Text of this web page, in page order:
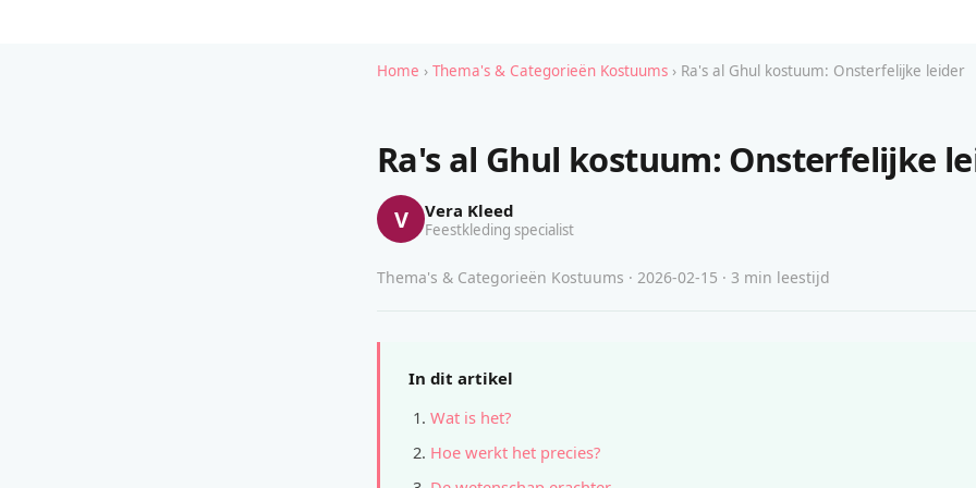
Home › Thema's & Categorieën Kostuums › Ra's al Ghul kostuum: Onsterfelijke leider
Ra's al Ghul kostuum: Onsterfelijke
V Vera Kleed
Feestkleding specialist
Thema's & Categorieën Kostuums · 2026-02-15 · 3 min leestijd
In dit artikel
Wat is het?
Hoe werkt het precies?